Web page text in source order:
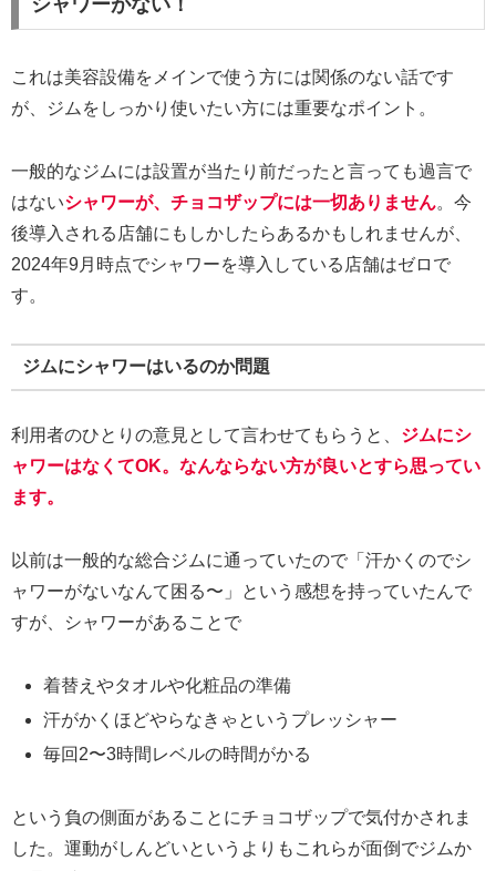
シャワーがない！
これは美容設備をメインで使う方には関係のない話です
が、ジムをしっかり使いたい方には重要なポイント。
一般的なジムには設置が当たり前だったと言っても過言で
はないシャワーが、チョコザップには一切ありません。今
後導入される店舗にもしかしたらあるかもしれませんが、
2024年9月時点でシャワーを導入している店舗はゼロで
す。
ジムにシャワーはいるのか問題
利用者のひとりの意見として言わせてもらうと、 ジムにシ
ャワーはなくてOK。なんならない方が良いとすら思ってい
ます。
以前は一般的な総合ジムに通っていたので「汗かくのでシ
ャワーがないなんて困る〜」という感想を持っていたんで
すが、シャワーがあることで
着替えやタオルや化粧品の準備
汗がかくほどやらなきゃというプレッシャー
毎回2〜3時間レベルの時間がかる
という負の側面があることにチョコザップで気付かされま
した。運動がしんどいというよりもこれらが面倒でジムか